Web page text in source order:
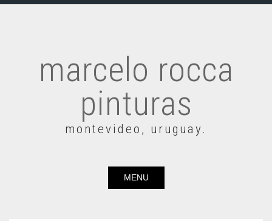
marcelo rocca
pinturas
montevideo, uruguay.
MENU